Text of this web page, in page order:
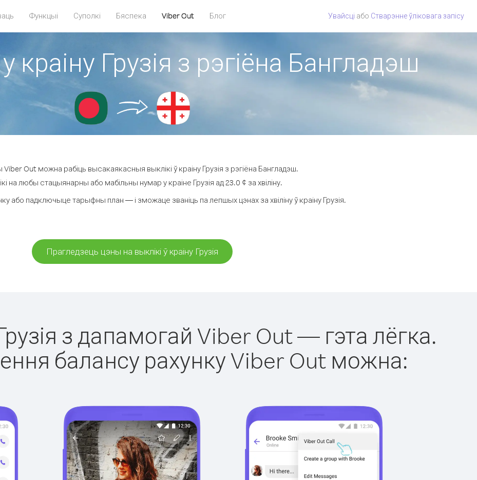
Функцыі Суполкі Бяспека Viber Out Блог Увайсці або Стварэнне ўліковага запісу
краіну Грузія з рэгіёна Бангладэш
Out можна рабіць высакаякасныя выклікі ў краіну Грузія з рэгіёна Бангладэш.
на любы стацыянарны або мабільны нумар у краіне Грузія ад 23.0 ¢ за хвіліну.
або падключыце тарыфны план — і зможаце званіць па лепшых цэнах за хвіліну ў краіну Грузія.
Прагледзець цэны на выклікі ў краіну Грузія
з дапамогай Viber Out — гэта лёгка.
балансу рахунку Viber Out можна: